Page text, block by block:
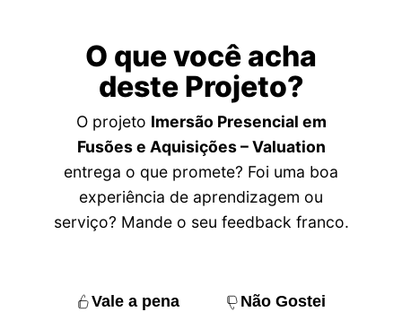
O que você acha
deste Projeto?
O projeto Imersão Presencial em
Fusões e Aquisições – Valuation
entrega o que promete? Foi uma boa
experiência de aprendizagem ou
serviço? Mande o seu feedback franco.
Vale a pena Não Gostei